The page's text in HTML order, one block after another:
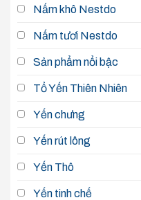
Nấm khô Nestdo
Nấm tươi Nestdo
Sản phẩm nổi bậc
Tổ Yến Thiên Nhiên
Yến chưng
Yến rút lông
Yến Thô
Yến tinh chế